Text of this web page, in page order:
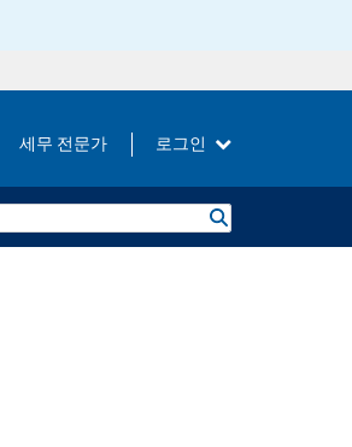
세무 전문가 로그인